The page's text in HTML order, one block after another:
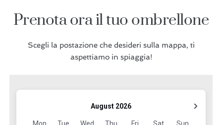
Prenota ora il tuo ombrellone
Scegli la postazione che desideri sulla mappa, ti
aspettiamo in spiaggia!